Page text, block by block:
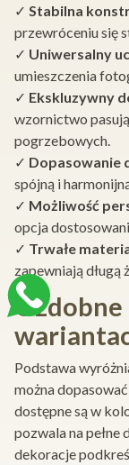
✓ Stabilna
przewróceniu się
✓ Uniwersalny
umieszczenia
✓ Ekskluzywny
wzornictwo
pogrzebowych.
✓ Dopasowanie
spójną i
✓ Możliwość
opcja
✓ Trwałe
zapewniają
Podstawa
można
dostępne są w
pozwala na
dekoracje